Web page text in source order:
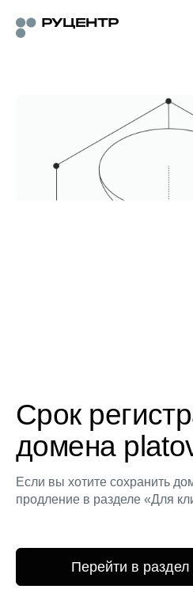
Срок
домена
Если вы хотите сохранить
продление в разделе «Для
Перейти в